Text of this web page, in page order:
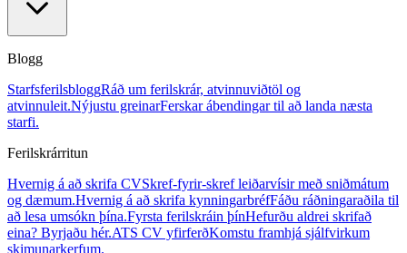
Blogg
StarfsferilsbloggRáð um ferilskrár, atvinnuviðtöl og
atvinnuleit.Nýjustu greinarFerskar ábendingar til að landa næsta
starfi.
Ferilskrárritun
Hvernig á að skrifa CVSkref-fyrir-skref leiðarvísir með sniðmátum
og dæmum.Hvernig á að skrifa kynningarbréfFáðu ráðningaraðila til
að lesa umsókn þína.Fyrsta ferilskráin þínHefurðu aldrei skrifað
eina? Byrjaðu hér.ATS CV yfirferðKomstu framhjá sjálfvirkum
skimunarkerfum.